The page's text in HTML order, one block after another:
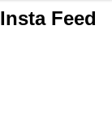
Insta Feed